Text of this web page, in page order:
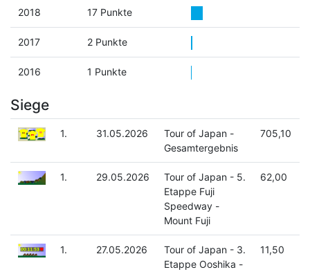
2018 17 Punkte
2017 2 Punkte
2016 1 Punkte
Siege
1. 31.05.2026
Tour of Japan -
Gesamtergebnis
705,10
1. 29.05.2026
Tour of Japan - 5.
Etappe Fuji
Speedway -
Mount Fuji
62,00
1. 27.05.2026
Tour of Japan - 3.
Etappe Ooshika -
11,50